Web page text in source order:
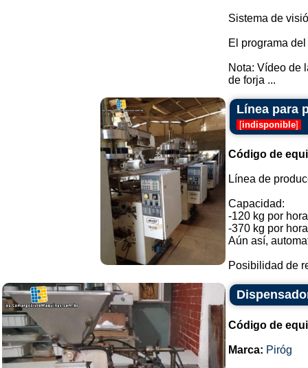
Sistema de
El programa
Nota: Vídeo de
de forja ...
Línea para
[indisponible]
Código de
Línea de
Capacidad:
-120 kg por
-370 kg por
Aún así,
Posibilidad de
Código de
Marca: Piróg